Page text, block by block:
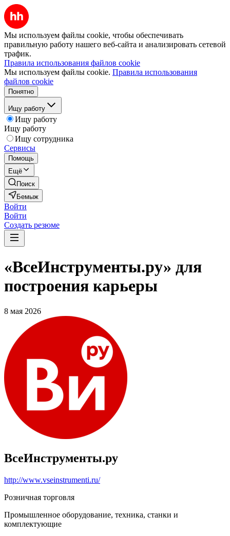
Мы используем файлы cookie, чтобы обеспечивать
правильную работу нашего веб-сайта и анализировать сетевой
трафик.
Правила использования файлов cookie
Мы используем файлы cookie. Правила использования
файлов cookie
Понятно
Ищу работу
Ищу работу
Ищу работу
Ищу сотрудника
Сервисы
Помощь
Ещё
Поиск
Бемыж
Войти
Войти
Создать резюме
«ВсеИнструменты.ру» для
построения карьеры
8 мая 2026
ВсеИнструменты.ру
http://www.vseinstrumenti.ru/
Розничная торговля
Промышленное оборудование, техника, станки и
комплектующие